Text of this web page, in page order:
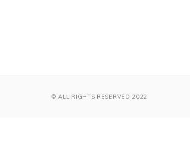
© ALL RIGHTS RESERVED 2022